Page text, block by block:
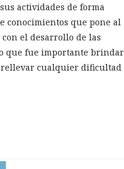
actividades de forma
conocimientos que pone al
el desarrollo de las
que fue importante brindar
cualquier dificultad